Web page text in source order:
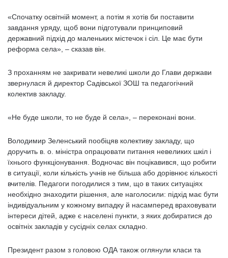
«Спочатку освітній момент, а потім я хотів би поставити
завдання уряду, щоб вони підготували принциповий
державний підхід до маленьких містечок і сіл. Це має бути
реформа села», – сказав він.
З проханням не закривати невеликі школи до Глави держави
звернулася й директор Садівської ЗОШ та педагогічний
колектив закладу.
«Не буде школи, то не буде й села», – переконані вони.
Володимир Зеленський пообіцяв колективу закладу, що
доручить в. о. міністра опрацювати питання невеликих шкіл і
їхнього функціонування. Водночас він поцікавився, що робити
в ситуації, коли кількість учнів не більша або дорівнює кількості
вчителів. Педагоги погодилися з тим, що в таких ситуаціях
необхідно знаходити рішення, але наголосили: підхід має бути
індивідуальним у кожному випадку й насамперед враховувати
інтереси дітей, адже є населені пункти, з яких добиратися до
освітніх закладів у сусідніх селах складно.
Президент разом з головою ОДА також оглянули класи та